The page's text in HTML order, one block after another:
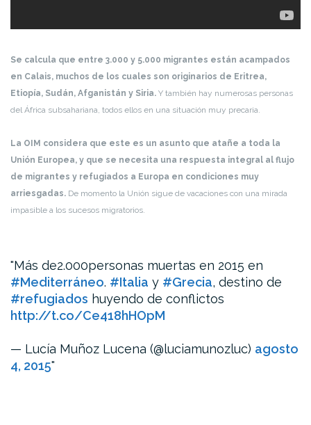
Se calcula que entre 3.000 y 5.000 migrantes están acampados
en Calais, muchos de los cuales son originarios de Eritrea,
Etiopía, Sudán, Afganistán y Siria. Y también hay numerosas personas
del África subsahariana, todos ellos en una situación muy precaria.
La OIM considera que este es un asunto que atañe a toda la
Unión Europea, y que se necesita una respuesta integral al flujo
de migrantes y refugiados a Europa en condiciones muy
arriesgadas. De momento la Unión sigue de vacaciones con una mirada
impasible a los sucesos migratorios.
Más de2.000personas muertas en 2015 en
#Mediterráneo. #Italia y #Grecia, destino de
#refugiados huyendo de conflictos
http://t.co/Ce418hHOpM
— Lucía Muñoz Lucena (@luciamunozluc) agosto
4, 2015